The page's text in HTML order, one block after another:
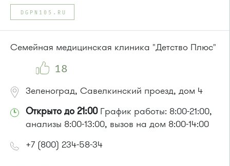
Автобусы № 5, 14, 19, 22, 400к.
Маршрутка № 419м, 460м, 476м
или до остановки"Корпус 1538":
Маршрутка № 419м, 460м, 476м, 707м
DGPN105.RU
Семейная медицинская клиника "Детство Плюс"
18
Зеленоград, Савелкинский проезд, дом 4
Открыто до 21:00График работы: 8:00-21:00,
анализы 8:00-13:00, вызов на дом 8:00-14:00
+7 (800) 234-58-34